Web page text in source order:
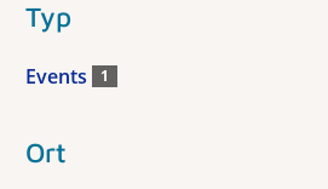
Typ
Events 1
Ort